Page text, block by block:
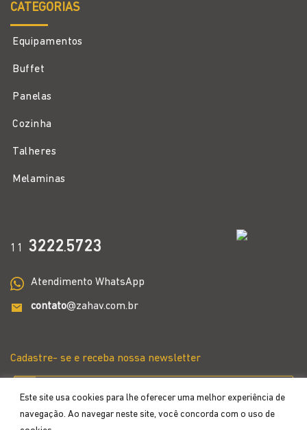
Este site usa cookies para lhe oferecer uma melhor experiência de
navegação. Ao navegar neste site, você concorda com o uso de
CATEGORIAS
Equipamentos
Buffet
Panelas
Cozinha
Talheres
Melaminas
11 3222.5723
Atendimento WhatsApp
contato@zahav.com.br
Cadastre- se e receba nossa newsletter